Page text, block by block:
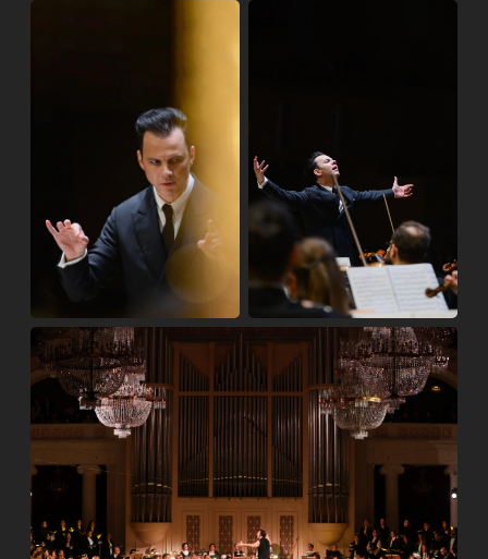
На нашем сайте вы можете
этот концерт, который пройдёт в концертном зале
Дома музыки в Перми. Выберите необходимое
количество мест, введите данные для доставки
билетов и завершите оплату. После подтверждения
заказа на вашу электронную почту придут
электронные билеты.